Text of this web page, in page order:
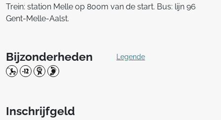
Trein: station Melle op 800m van de start. Bus: lijn 96
Gent-Melle-Aalst.
Bijzonderheden Legende
Inschrijfgeld